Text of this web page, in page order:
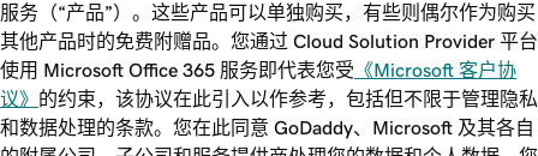
服务（“产品”）。这些产品可以单独购买，有些则偶尔作为购买
其他产品时的免费附赠品。您通过 Cloud Solution Provider 平台
使用 Microsoft Office 365 服务即代表您受 《Microsoft 客户协
议》 的约束，该协议在此引入以作参考，包括但不限于管理隐私
和数据处理的条款。您在此同意 GoDaddy、Microsoft 及其各自